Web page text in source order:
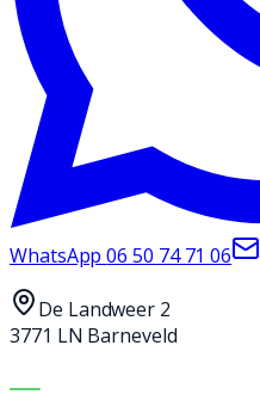
WhatsApp06 50 74 71 06
De Landweer 2
3771 LN Barneveld
MASCHINEN